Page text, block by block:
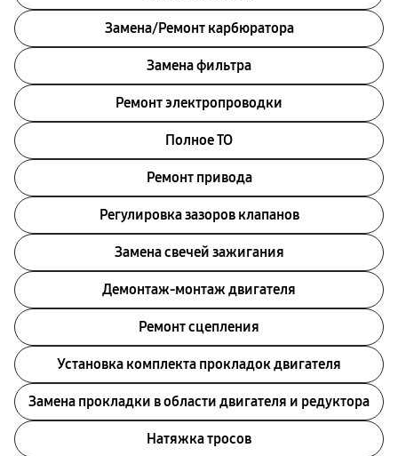
Замена/Pемонт карбюратора
Замена фильтра
Ремонт электропроводки
Полное ТО
Ремонт привода
Регулировка зазоров клапанов
Замена свечей зажигания
Демонтаж-монтаж двигателя
Ремонт сцепления
Установка комплекта прокладок двигателя
Замена прокладки в области двигателя и редуктора
Натяжка тросов